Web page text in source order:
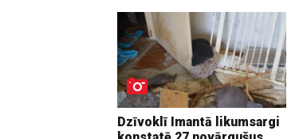
Dzīvoklī Imantā likumsargi